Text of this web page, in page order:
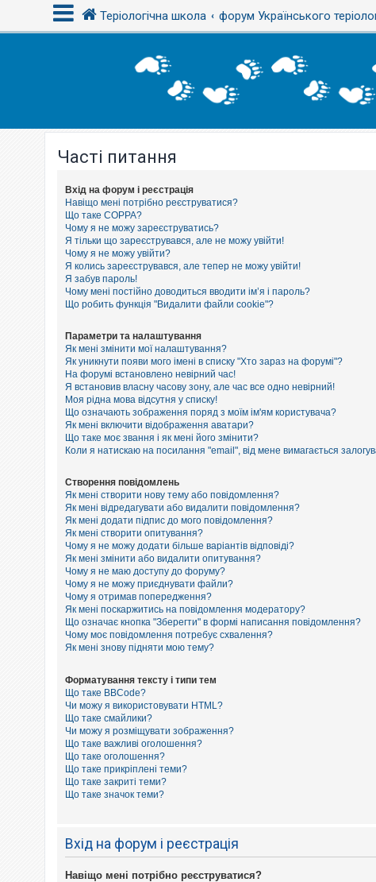
Теріологічна школа форум Українського
Часті питання
Вхід на форум і реєстрація
Навіщо мені потрібно реєструватися?
Що таке COPPA?
Чому я не можу зареєструватись?
Я тільки що зареєструвався, але не можу увійти!
Чому я не можу увійти?
Я колись зареєструвався, але тепер не можу увійти!
Я забув пароль!
Чому мені постійно доводиться вводити ім’я і пароль?
Що робить функція "Видалити файли cookie"?
Параметри та налаштування
Як мені змінити мої налаштування?
Як уникнути появи мого імені в списку "Хто зараз на форумі"?
На форумі встановлено невірний час!
Я встановив власну часову зону, але час все одно невірний!
Моя рідна мова відсутня у списку!
Що означають зображення поряд з моїм ім'ям користувача?
Як мені включити відображення аватари?
Що таке моє звання і як мені його змінити?
Коли я натискаю на посилання "email", від мене вимагається
Створення повідомлень
Як мені створити нову тему або повідомлення?
Як мені відредагувати або видалити повідомлення?
Як мені додати підпис до мого повідомлення?
Як мені створити опитування?
Чому я не можу додати більше варіантів відповіді?
Як мені змінити або видалити опитування?
Чому я не маю доступу до форуму?
Чому я не можу приєднувати файли?
Чому я отримав попередження?
Як мені поскаржитись на повідомлення модератору?
Що означає кнопка "Зберегти" в формі написання повідомлення?
Чому моє повідомлення потребує схвалення?
Як мені знову підняти мою тему?
Форматування тексту і типи тем
Що таке BBCode?
Чи можу я використовувати HTML?
Що таке смайлики?
Чи можу я розміщувати зображення?
Що таке важливі оголошення?
Що таке оголошення?
Що таке прикріплені теми?
Що таке закриті теми?
Що таке значок теми?
Вхід на форум і реєстрація
Навіщо мені потрібно реєструватися?